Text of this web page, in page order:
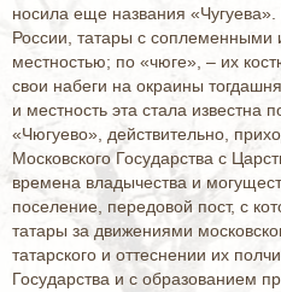
носила еще названия
России, татары с соплеменными
местностью; по «чюге», – их
свои набеги на окраины
и местность эта стала известна
«Чюгуево», действительно,
Московского Государства с
времена владычества и
поселение, передовой пост, с
татары за движениями
татарского и оттеснении их
Государства и с образованием